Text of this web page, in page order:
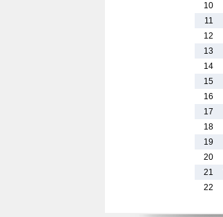
10
11
12
13
14
15
16
17
18
19
20
21
22